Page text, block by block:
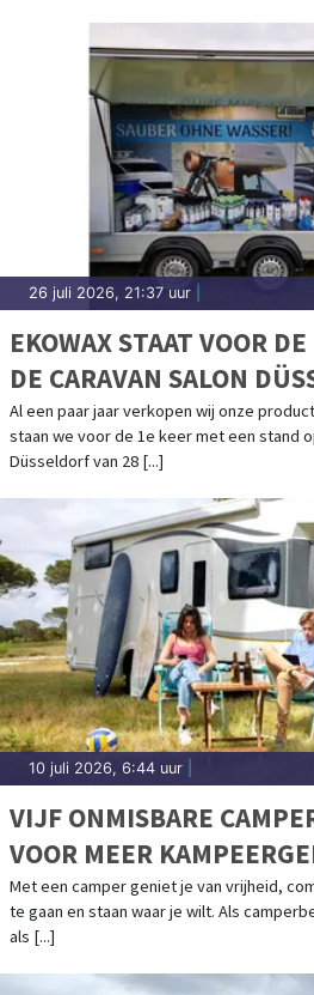
26 juli 2026, 21:37 uur
EKOWAX STAAT VOOR
DE CARAVAN SALON
AUGUSTUS T/M 6
Al een paar jaar verkopen wij onze
staan we voor de 1e keer met een stand
Düsseldorf van 28 [...]
10 juli 2026, 6:44 uur
VIJF ONMISBARE
VOOR MEER
Met een camper geniet je van vrijheid,
te gaan en staan waar je wilt. Als
als [...]